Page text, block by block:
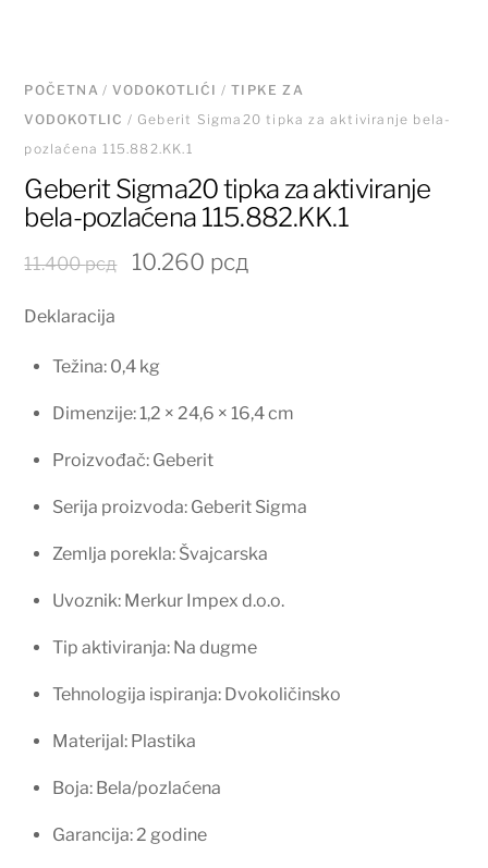
POČETNA/VODOKOTLIĆI /TIPKE ZA
VODOKOTLIC / Geberit Sigma20 tipka za aktiviranje bela-
pozlaćena 115.882.KK.1
Geberit Sigma20 tipka za aktiviranje
bela-pozlaćena 115.882.KK.1
11.400рсд
Originalna
11.400 рсд.
10.260 рсдTrenutna
Deklaracija
Težina: 0,4 kg
Dimenzije: 1,2 × 24,6 × 16,4 cm
Proizvođač: Geberit
Serija proizvoda: Geberit Sigma
Zemlja porekla: Švajcarska
Uvoznik: Merkur Impex d.o.o.
Tip aktiviranja: Na dugme
Tehnologija ispiranja: Dvokoličinsko
Materijal: Plastika
Boja: Bela/pozlaćena
Garancija: 2 godine